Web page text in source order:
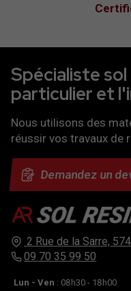
2 Rue de la Sarre,
09 70 35 99 50
Lun - Ven : 08h30 - 18h00
Spécialiste
particulier et
Nous utilisons des
réussir vos travaux de
Demandez un